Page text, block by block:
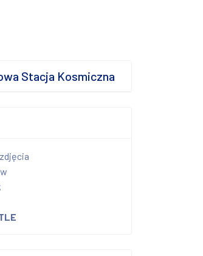
Stacja Kosmiczna